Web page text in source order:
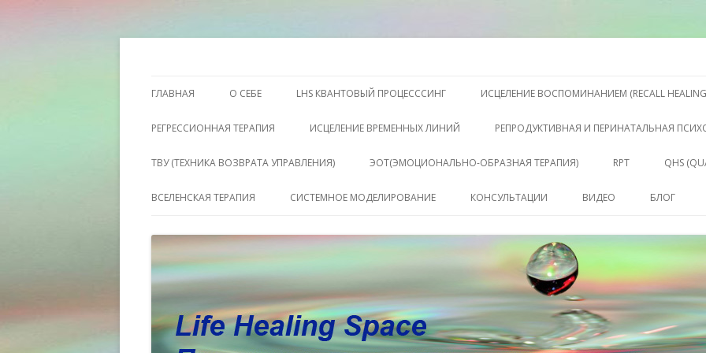
ГЛАВНАЯ О СЕБЕ LHS КВАНТОВЫЙ ПРОЦЕСССИНГ ИСЦЕЛЕНИЕ ВОСПОМИНАНИЕМ (RECALL
РЕГРЕССИОННАЯ ТЕРАПИЯ ИСЦЕЛЕНИЕ ВРЕМЕННЫХ ЛИНИЙ РЕПРОДУКТИВНАЯ И ПЕРИНАТАЛЬНАЯ
ТВУ (ТЕХНИКА ВОЗВРАТА УПРАВЛЕНИЯ) ЭОТ(ЭМОЦИОНАЛЬНО-ОБРАЗНАЯ ТЕРАПИЯ) RPT QHS
ВСЕЛЕНСКАЯ ТЕРАПИЯ СИСТЕМНОЕ МОДЕЛИРОВАНИЕ КОНСУЛЬТАЦИИ
ПАКЕТ СЕССИЙ И
КОНСУЛЬТАЦИЙ
СОПРОВОЖДЕНИЕ
КОУЧИНГ ДО РЕЗУЛЬТАТА
ВИДЕО БЛОГ